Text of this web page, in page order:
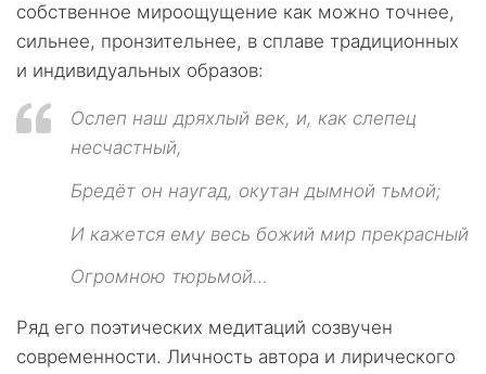
собственное мироощущение как можно точнее,
сильнее, пронзительнее, в сплаве традиционных
и индивидуальных образов:
Ослеп наш дряхлый век, и, как слепец
несчастный,
Бредёт он наугад, окутан дымной тьмой;
И кажется ему весь божий мир прекрасный
Огромною тюрьмой…
Ряд его поэтических медитаций созвучен
современности. Личность автора и лирического